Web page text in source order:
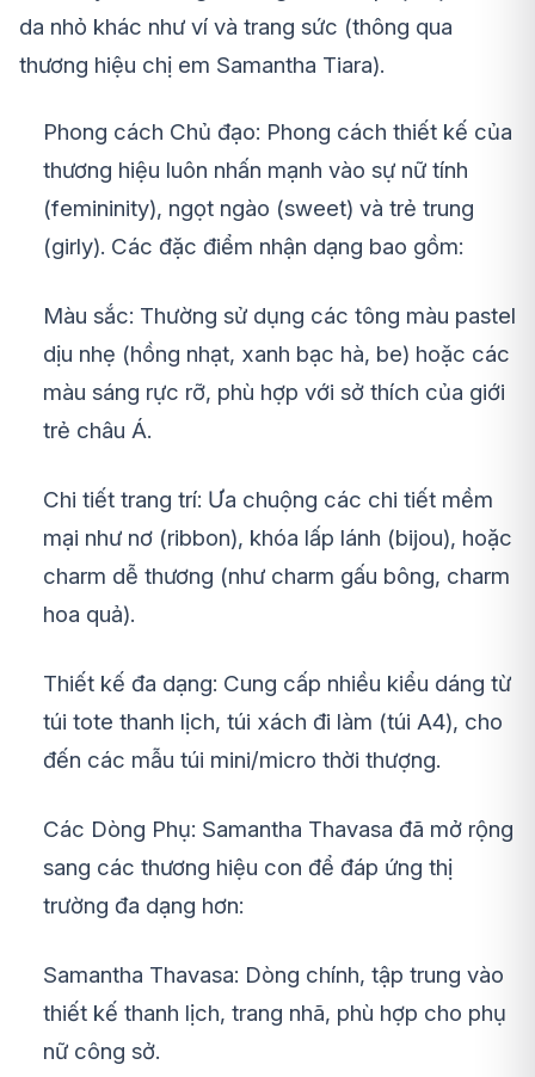
da nhỏ khác như ví và trang sức (thông qua
thương hiệu chị em Samantha Tiara).
Phong cách Chủ đạo: Phong cách thiết kế của
thương hiệu luôn nhấn mạnh vào sự nữ tính
(femininity), ngọt ngào (sweet) và trẻ trung
(girly). Các đặc điểm nhận dạng bao gồm:
Màu sắc: Thường sử dụng các tông màu pastel
dịu nhẹ (hồng nhạt, xanh bạc hà, be) hoặc các
màu sáng rực rỡ, phù hợp với sở thích của giới
trẻ châu Á.
Chi tiết trang trí: Ưa chuộng các chi tiết mềm
mại như nơ (ribbon), khóa lấp lánh (bijou), hoặc
charm dễ thương (như charm gấu bông, charm
hoa quả).
Thiết kế đa dạng: Cung cấp nhiều kiểu dáng từ
túi tote thanh lịch, túi xách đi làm (túi A4), cho
đến các mẫu túi mini/micro thời thượng.
Các Dòng Phụ: Samantha Thavasa đã mở rộng
sang các thương hiệu con để đáp ứng thị
trường đa dạng hơn:
Samantha Thavasa: Dòng chính, tập trung vào
thiết kế thanh lịch, trang nhã, phù hợp cho phụ
nữ công sở.